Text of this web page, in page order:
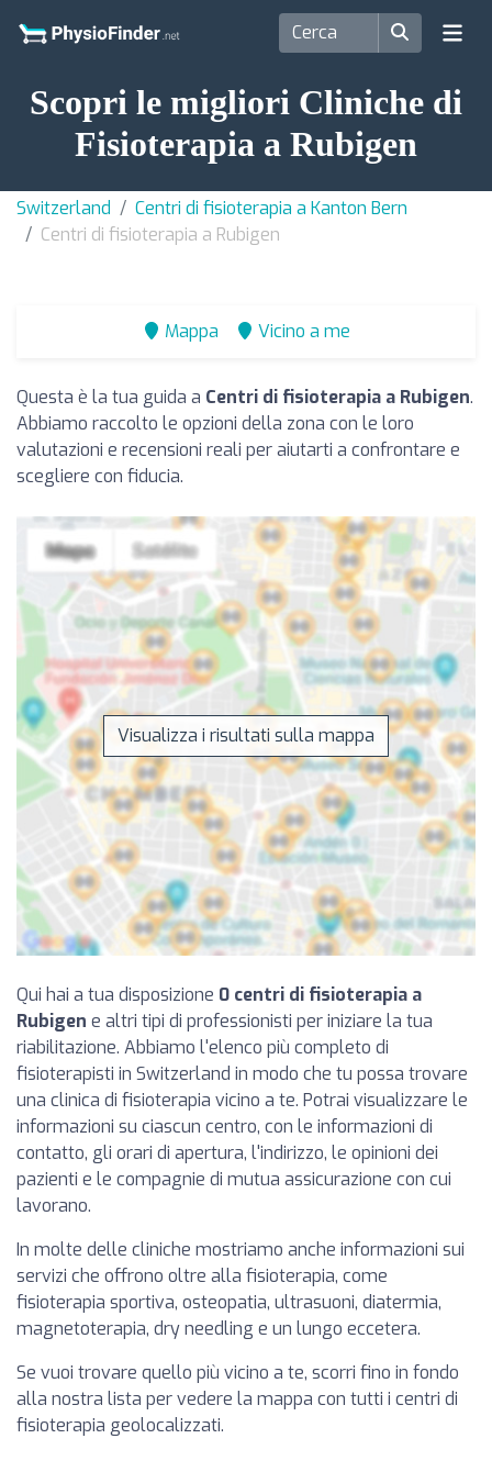
Scopri le migliori Cliniche di
Fisioterapia a Rubigen
Switzerland
Centri di fisioterapia a Kanton Bern
Centri di fisioterapia a Rubigen
Mappa Vicino a me
Questa è la tua guida a Centri di fisioterapia a Rubigen.
Abbiamo raccolto le opzioni della zona con le loro
valutazioni e recensioni reali per aiutarti a confrontare e
scegliere con fiducia.
Visualizza i risultati sulla mappa
Qui hai a tua disposizione 0 centri di fisioterapia a
Rubigen e altri tipi di professionisti per iniziare la tua
riabilitazione. Abbiamo l'elenco più completo di
fisioterapisti in Switzerland in modo che tu possa trovare
una clinica di fisioterapia vicino a te. Potrai visualizzare le
informazioni su ciascun centro, con le informazioni di
contatto, gli orari di apertura, l'indirizzo, le opinioni dei
pazienti e le compagnie di mutua assicurazione con cui
lavorano.
In molte delle cliniche mostriamo anche informazioni sui
servizi che offrono oltre alla fisioterapia, come
fisioterapia sportiva, osteopatia, ultrasuoni, diatermia,
magnetoterapia, dry needling e un lungo eccetera.
Se vuoi trovare quello più vicino a te, scorri fino in fondo
alla nostra lista per vedere la mappa con tutti i centri di
fisioterapia geolocalizzati.